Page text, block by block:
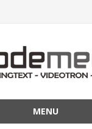
MENU